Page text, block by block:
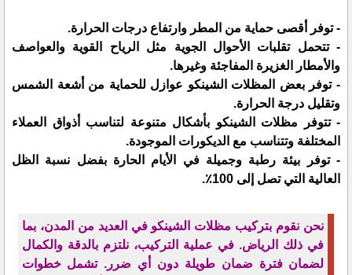
- توفر أقصى حماية من المطر وارتفاع درجات الحرارة.
- تتحمل تقلبات الأحوال الجوية مثل الرياح القوية والعواصف
والأمطار الغزيرة المفاجئة وغيرها.
- توفر بعض المظلات الشينكو عوازل للحماية من أشعة الشمس
وتقليل درجة الحرارة.
- تتوفر مظلات الشينكو بأشكال متنوعة لتناسب أذواق العملاء
المختلفة وتتناسب مع الديكورات الموجودة.
- توفر بيئة رطبة وجميلة في الأيام الحارة بفضل نسبة الظل
العالية التي تصل إلى 100٪.
نحن نقوم بتركيب مظلات الشينكو في العديد من المدن، بما
في ذلك الرياض. في عملية التركيب، نلتزم بالدقة والكمال
لضمان فترة ضمان طويلة دون أي ضرر. تشمل خطوات